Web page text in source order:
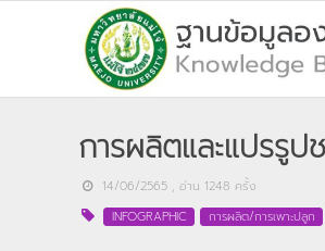
การผลิตและแปรรู
14/06/2565 , อ่าน 1248 ครั้ง
INFOGRAPHIC
การผลิต/การเพาะปลูก